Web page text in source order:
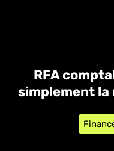
RFA
simplement la